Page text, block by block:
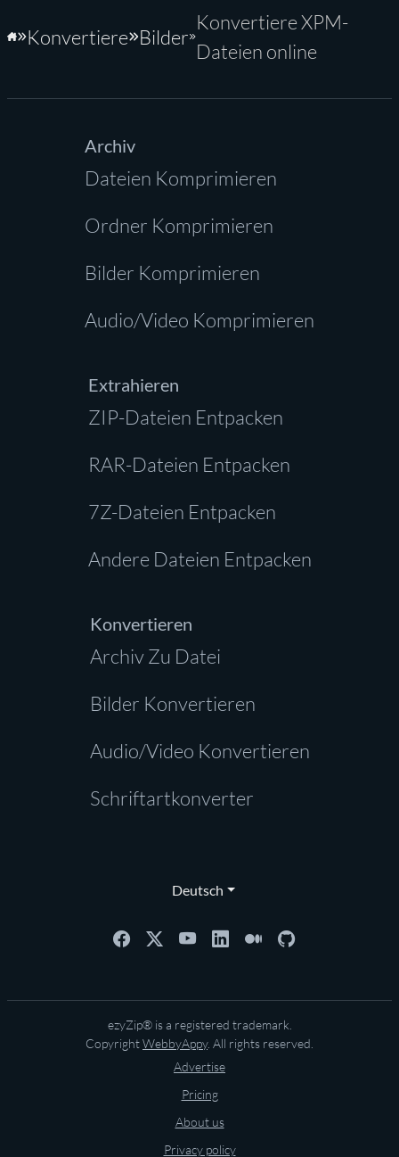
Startseite
Konvertiere Bilder
Konvertiere XPM-
Dateien online
Archiv
Dateien Komprimieren
Ordner Komprimieren
Bilder Komprimieren
Audio/Video Komprimieren
Extrahieren
ZIP-Dateien Entpacken
RAR-Dateien Entpacken
7Z-Dateien Entpacken
Andere Dateien Entpacken
Konvertieren
Archiv Zu Datei
Bilder Konvertieren
Audio/Video Konvertieren
Schriftartkonverter
Deutsch
ezyZip® is a registered trademark.
CopyrightWebbyAppy. All rights reserved.
Advertise
Pricing
About us
Privacy policy